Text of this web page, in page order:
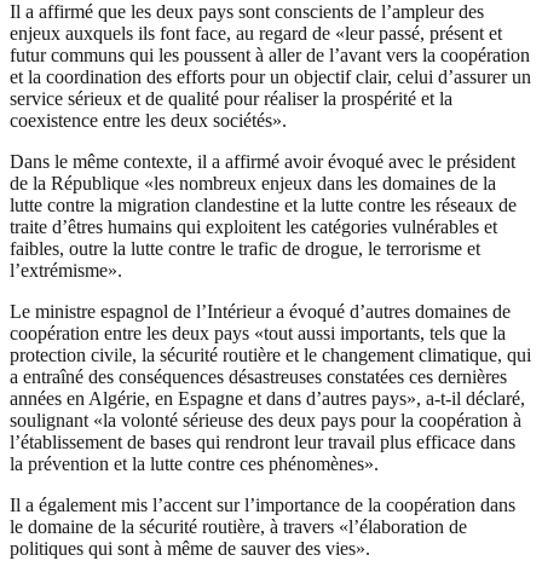
Il a affirmé que les deux pays sont conscients de l’ampleur des
enjeux auxquels ils font face, au regard de «leur passé, présent et
futur communs qui les poussent à aller de l’avant vers la coopération
et la coordination des efforts pour un objectif clair, celui d’assurer un
service sérieux et de qualité pour réaliser la prospérité et la
coexistence entre les deux sociétés».
Dans le même contexte, il a affirmé avoir évoqué avec le président
de la République «les nombreux enjeux dans les domaines de la
lutte contre la migration clandestine et la lutte contre les réseaux de
traite d’êtres humains qui exploitent les catégories vulnérables et
faibles, outre la lutte contre le trafic de drogue, le terrorisme et
l’extrémisme».
Le ministre espagnol de l’Intérieur a évoqué d’autres domaines de
coopération entre les deux pays «tout aussi importants, tels que la
protection civile, la sécurité routière et le changement climatique, qui
a entraîné des conséquences désastreuses constatées ces dernières
années en Algérie, en Espagne et dans d’autres pays», a-t-il déclaré,
soulignant «la volonté sérieuse des deux pays pour la coopération à
l’établissement de bases qui rendront leur travail plus efficace dans
la prévention et la lutte contre ces phénomènes».
Il a également mis l’accent sur l’importance de la coopération dans
le domaine de la sécurité routière, à travers «l’élaboration de
politiques qui sont à même de sauver des vies».